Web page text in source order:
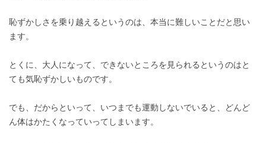
恥ずかしさを乗り越えるというのは、本当に難しいことだと思い
ます。
とくに、大人になって、できないところを見られるというのはと
ても気恥ずかしいものです。
でも、だからといって、いつまでも運動しないでいると、どんど
ん体はかたくなっていってしまいます。